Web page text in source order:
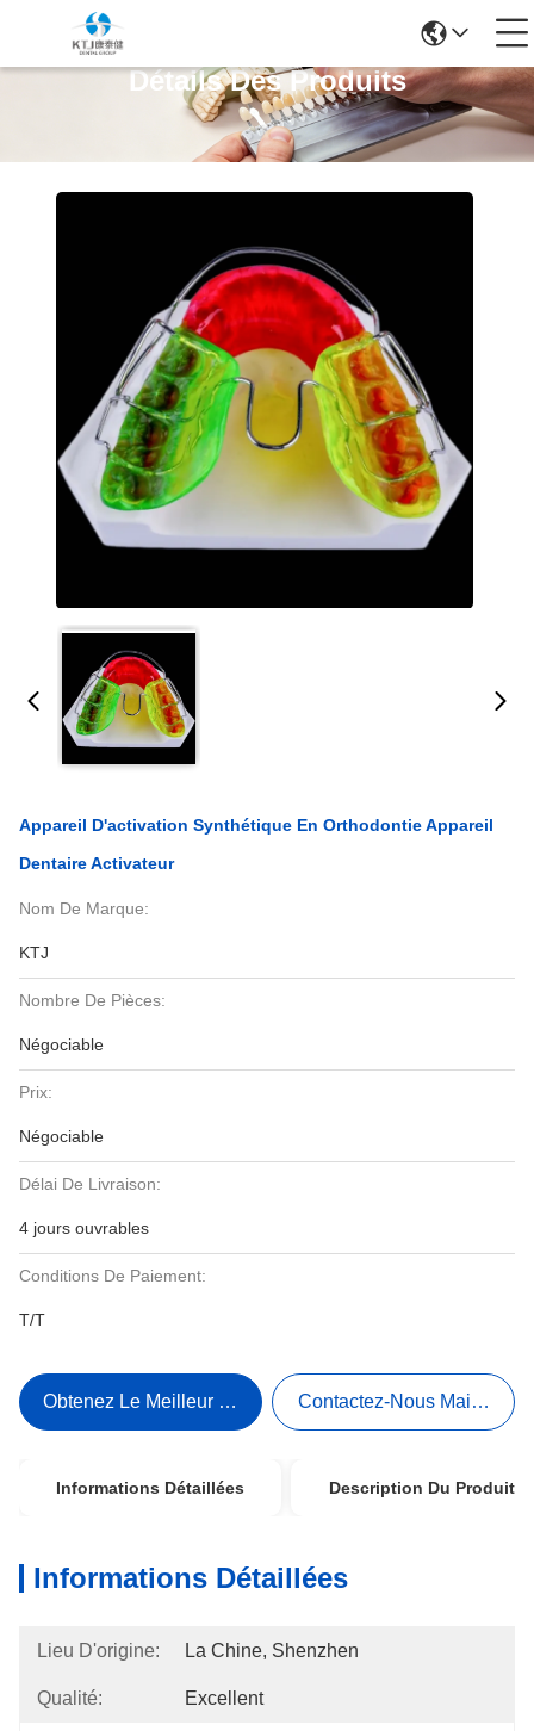
Détails Des Produits
Appareil D'activation Synthétique En Orthodontie Appareil
Dentaire Activateur
Nom De Marque:
KTJ
Nombre De Pièces:
Négociable
Prix:
Négociable
Délai De Livraison:
4 jours ouvrables
Conditions De Paiement:
T/T
Obtenez Le Meilleur Prix Contactez-Nous Maintenant
Informations Détaillées Description Du Produit
Informations Détaillées
Lieu D'origine: La Chine, Shenzhen
Qualité: Excellent